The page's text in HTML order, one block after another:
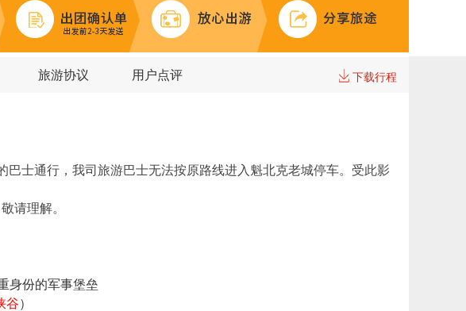
旅游协议 用户点评 下载行程
士通行，我司旅游巴士无法按原路线进入魁北克老城停车。受此影
请理解。
身份的军事堡垒
谷）